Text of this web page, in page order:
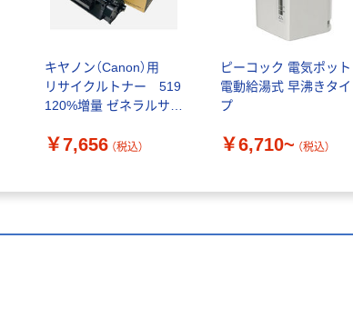
キヤノン（Canon）用
リサイクルトナー 519
120%増量 ゼネラルサプ
￥7,656 （税込）
ピーコック 電気ポット
電動給湯式 早沸きタイ
プ
￥6,710~ （税込）